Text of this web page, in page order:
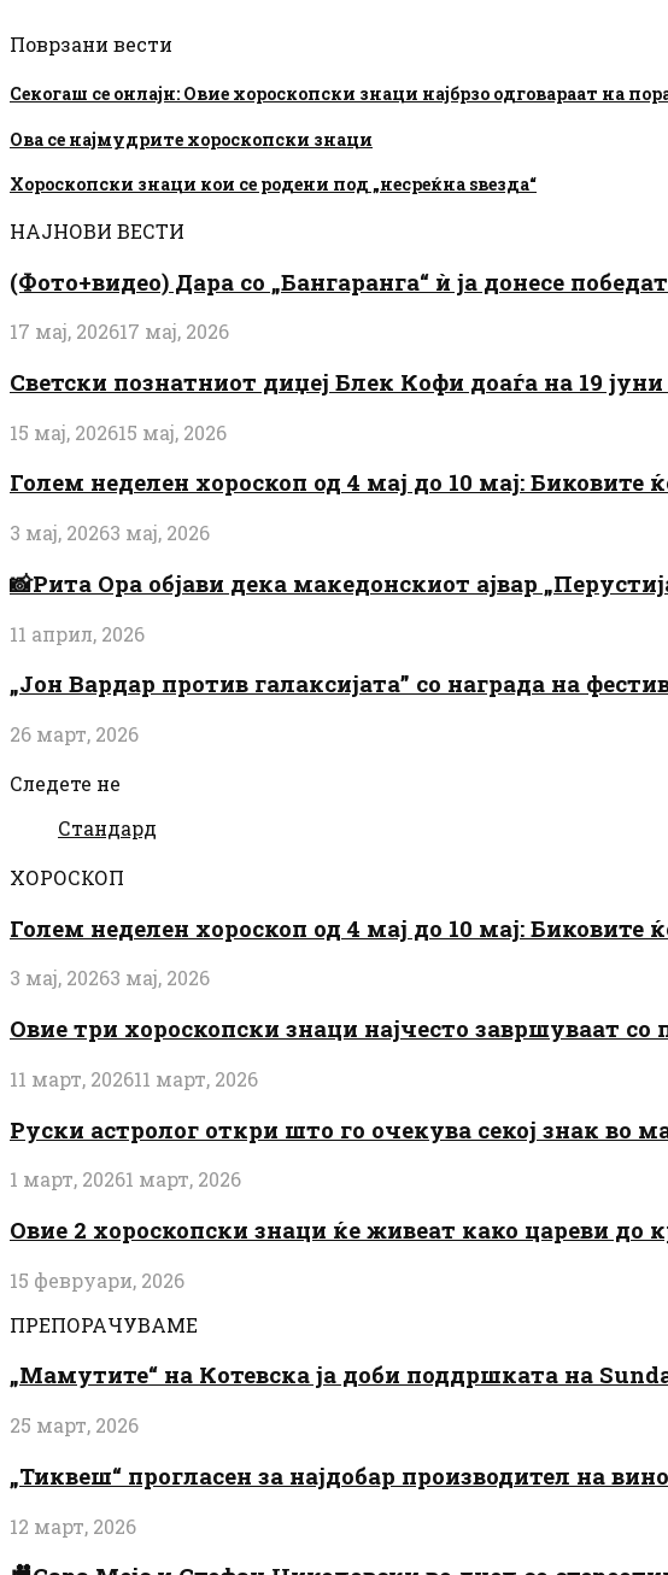
Поврзани вести
Секогаш се онлајн: Овие хороскопски знаци најбрзо одговараат на
Ова се најмудрите хороскопски знаци
Хороскопски знаци кои се родени под „несреќна ѕвезда“
НАЈНОВИ ВЕСТИ
(Фото+видео) Дара со „Бангаранга“ ѝ ја донесе
17 мај, 202617 мај, 2026
Светски познатниот диџеј Блек Кофи доаѓа на 19 јуни
15 мај, 202615 мај, 2026
Голем неделен хороскоп од 4 мај до 10 мај:
3 мај, 20263 мај, 2026
📸Рита Ора објави дека македонскиот ајвар
11 април, 2026
„Јон Вардар против галаксијата” со награда на
26 март, 2026
Следете не
Стандард
ХОРОСКОП
Голем неделен хороскоп од 4 мај до 10 мај:
3 мај, 20263 мај, 2026
Овие три хороскопски знаци најчесто завршуваат со
11 март, 202611 март, 2026
Руски астролог откри што го очекува секој знак во
1 март, 20261 март, 2026
Овие 2 хороскопски знаци ќе живеат како цареви
15 февруари, 2026
ПРЕПОРАЧУВАМЕ
„Мамутите“ на Котевска ја доби поддршката на
25 март, 2026
„Тиквеш“ прогласен за најдобар производител на
12 март, 2026